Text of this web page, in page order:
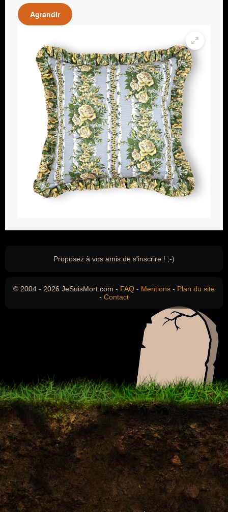
Agrandir
Proposez à vos amis de s'inscrire ! ;-)
© 2004 - 2026 JeSuisMort.com - FAQ - Mentions - Plan du site
- Contact